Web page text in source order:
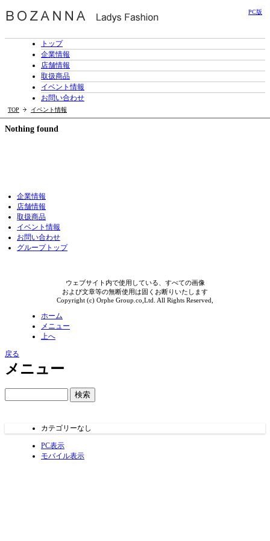
PC版
トップ
企業情報
店舗情報
取扱商品
イベント情報
お問い合わせ
TOP イベント情報
Nothing found
企業情報
店舗情報
取扱商品
イベント情報
お問い合わせ
グループトップ
ウェブサイト内で使用している、すべての画像
および文章等の無断使用は固くお断りいたします
Copyright (c) Orphe Group.co,Ltd. All Rights Reserved,
ホーム
メニュー
上へ
戻る
メニュー
カテゴリーなし
PC表示
モバイル表示